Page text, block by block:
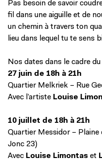
Pas besoin de savoir
fil dans une aiguille et de
un chemin à travers ton
lieu dans lequel tu te sens
Nos dates dans le cadre
27 juin de 18h à 21h
Quartier Melkriek – Rue
Avec l’artiste Louise
10 juillet de 18h à 21h
Quartier Messidor – Plaine
Jonc 23)
Avec Louise Limontas et